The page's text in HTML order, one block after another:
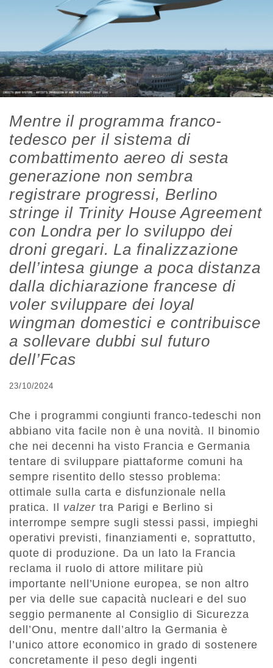
Mentre il programma franco-
tedesco per il sistema di
combattimento aereo di sesta
generazione non sembra
registrare progressi, Berlino
stringe il Trinity House Agreement
con Londra per lo sviluppo dei
droni gregari. La finalizzazione
dell’intesa giunge a poca distanza
dalla dichiarazione francese di
voler sviluppare dei loyal
wingman domestici e contribuisce
a sollevare dubbi sul futuro
dell’Fcas
23/10/2024
Che i programmi congiunti franco-tedeschi non
abbiano vita facile non è una novità. Il binomio
che nei decenni ha visto Francia e Germania
tentare di sviluppare piattaforme comuni ha
sempre risentito dello stesso problema:
ottimale sulla carta e disfunzionale nella
pratica. Il valzertra Parigi e Berlino si
interrompe sempre sugli stessi passi, impieghi
operativi previsti, finanziamenti e, soprattutto,
quote di produzione. Da un lato la Francia
reclama il ruolo di attore militare più
importante nell’Unione europea, se non altro
per via delle sue capacità nucleari e del suo
seggio permanente al Consiglio di Sicurezza
dell’Onu, mentre dall’altro la Germania è
l’unico attore economico in grado di sostenere
concretamente il peso degli ingenti